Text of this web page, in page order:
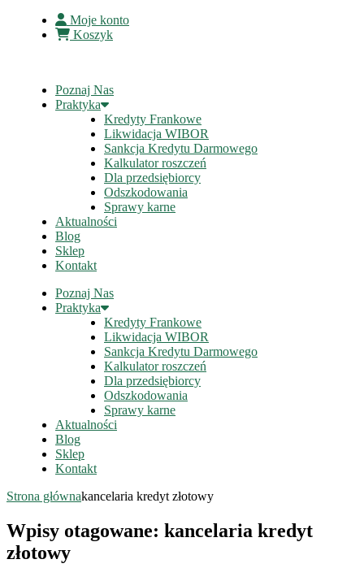
Moje konto
Koszyk
Poznaj Nas
Praktyka
Kredyty Frankowe
Likwidacja WIBOR
Sankcja Kredytu Darmowego
Kalkulator roszczeń
Dla przedsiębiorcy
Odszkodowania
Sprawy karne
Aktualności
Blog
Sklep
Kontakt
Poznaj Nas
Praktyka
Kredyty Frankowe
Likwidacja WIBOR
Sankcja Kredytu Darmowego
Kalkulator roszczeń
Dla przedsiębiorcy
Odszkodowania
Sprawy karne
Aktualności
Blog
Sklep
Kontakt
Strona głównakancelaria kredyt złotowy
Wpisy otagowane: kancelaria kredyt
złotowy